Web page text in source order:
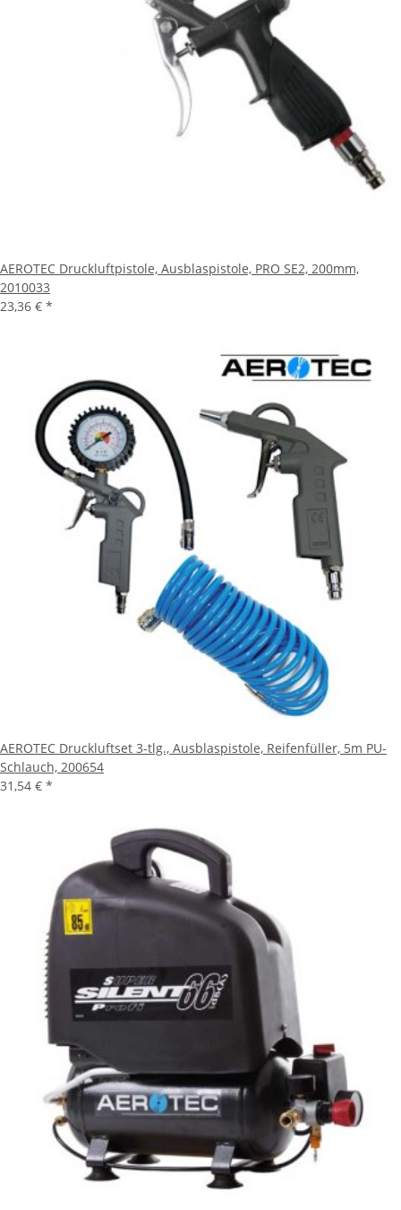
AEROTEC Druckluftpistole, Ausblaspistole, PRO SE2, 200mm,
2010033
23,36 € *
AEROTEC Druckluftset 3-tlg., Ausblaspistole, Reifenfüller, 5m PU-
Schlauch, 200654
31,54 € *